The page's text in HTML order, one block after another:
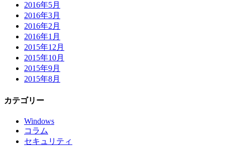
2016年5月
2016年3月
2016年2月
2016年1月
2015年12月
2015年10月
2015年9月
2015年8月
カテゴリー
Windows
コラム
セキュリティ